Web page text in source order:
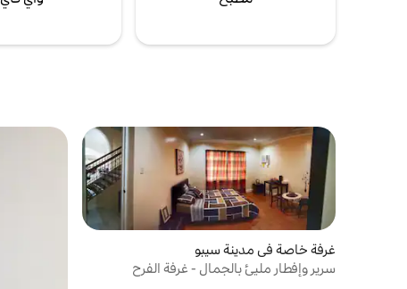
غرفة خاصة في مدينة سيبو
سرير وإفطار مليئ بالجمال - غرفة الفرح